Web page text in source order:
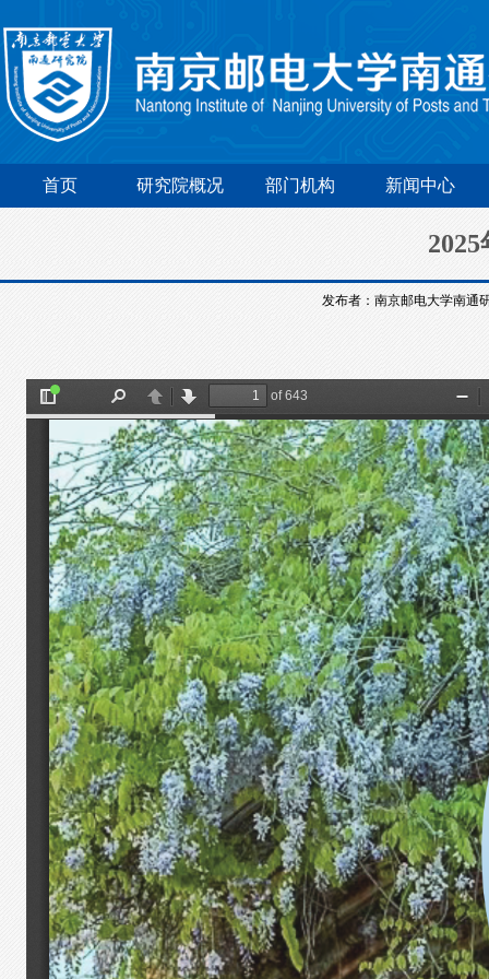
首页 研究院概况 部门机构 新闻中心
发布者：南京邮电大学南通